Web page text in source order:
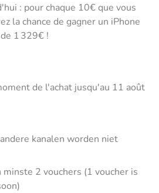
: pour chaque 10€ que vous
la chance de gagner un iPhone
1 329€ !
de l'achat jusqu'au 11 août
kanalen worden niet
2 vouchers (1 voucher is